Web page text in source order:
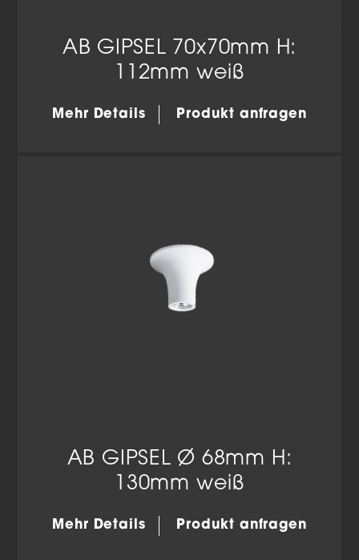
AB GIPSEL 70x70mm H:
112mm weiß
Mehr Details Produkt anfragen
AB GIPSEL Ø 68mm H:
130mm weiß
Mehr Details Produkt anfragen